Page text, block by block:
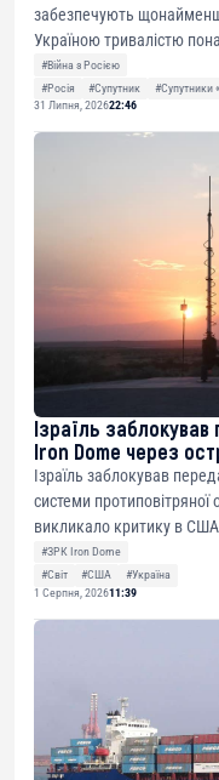
забезпечують
Україною тривалістю
#Війна з Росією
#Росія
#Супутник #Супутники
31 Липня, 202622:46
Ізраїль
Iron Dome через
Ізраїль заблокував
системи
викликало критику в
#ЗРК Iron Dome
#Світ
#США
#Україна
1 Серпня, 202611:39